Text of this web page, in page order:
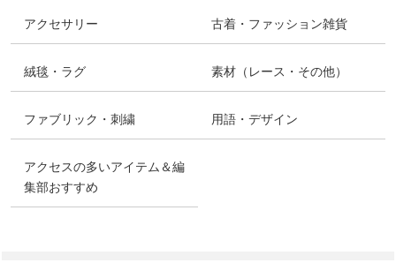
アクセサリー 古着・ファッション雑貨
絨毯・ラグ 素材（レース・その他）
ファブリック・刺繍 用語・デザイン
アクセスの多いアイテム＆編
集部おすすめ